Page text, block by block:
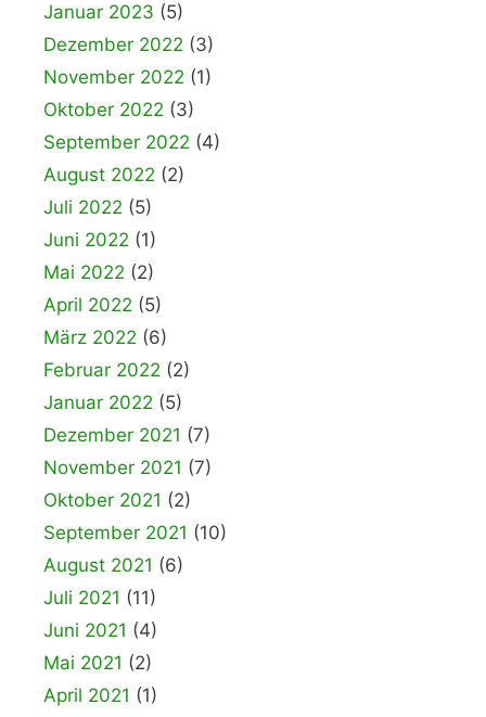
Januar 2023 (5)
Dezember 2022 (3)
November 2022 (1)
Oktober 2022 (3)
September 2022 (4)
August 2022 (2)
Juli 2022 (5)
Juni 2022 (1)
Mai 2022 (2)
April 2022 (5)
März 2022 (6)
Februar 2022 (2)
Januar 2022 (5)
Dezember 2021 (7)
November 2021 (7)
Oktober 2021 (2)
September 2021 (10)
August 2021 (6)
Juli 2021 (11)
Juni 2021 (4)
Mai 2021 (2)
April 2021 (1)